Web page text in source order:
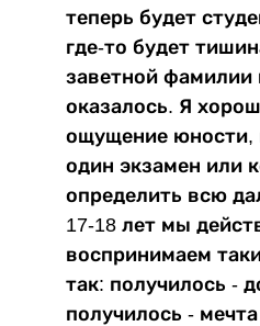
теперь будет
где-то будет
заветной фамилии
оказалось. Я
ощущение юности,
один экзамен или
определить всю
17-18 лет мы
воспринимаем
так: получилось -
получилось -